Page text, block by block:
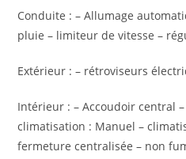
Extérieur : – rétroviseurs
Intérieur : – Accoudoir central –
fermeture centralisée – non
sieges reglables en hauteur –
portes en roulant – vitres